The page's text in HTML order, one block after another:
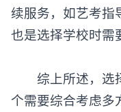
续服务，如艺考指
也是选择学校时需
综上所述，选
个需要综合考虑多